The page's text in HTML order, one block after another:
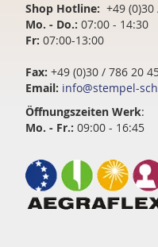
Shop Hotline: +49
Mo. - Do.: 07:00 - 14:30
Fr: 07:00-13:00
Fax: +49 (0)30 / 786 20
Email: info@stempel-
Öffnungszeiten Werk:
Mo. - Fr.: 09:00 - 16:45